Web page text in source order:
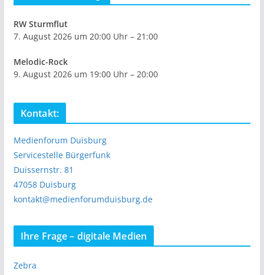
RW Sturmflut
7. August 2026 um 20:00 Uhr – 21:00
Melodic-Rock
9. August 2026 um 19:00 Uhr – 20:00
Kontakt:
Medienforum Duisburg
Servicestelle Bürgerfunk
Duissernstr. 81
47058 Duisburg
kontakt@medienforumduisburg.de
Ihre Frage – digitale Medien
Zebra